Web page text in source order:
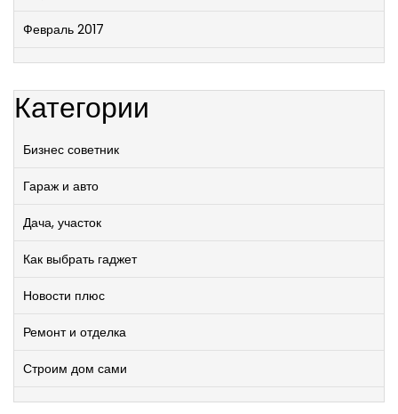
Февраль 2017
Категории
Бизнес советник
Гараж и авто
Дача, участок
Как выбрать гаджет
Новости плюс
Ремонт и отделка
Строим дом сами